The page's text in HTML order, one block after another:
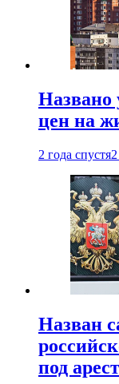
Названо
цен на
2 года спустя
Назван
под